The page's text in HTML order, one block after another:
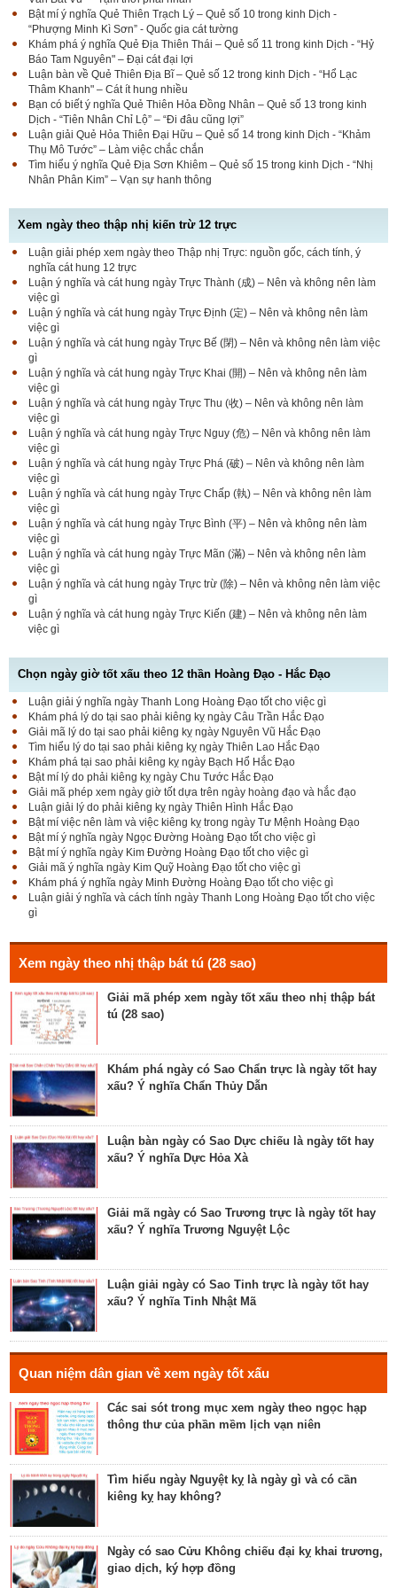
Bật mí ý nghĩa Quẻ Thiên Trạch Lý – Quẻ số 10 trong kinh Dịch -
“Phượng Minh Kì Sơn” - Quốc gia cát tường
Khám phá ý nghĩa Quẻ Địa Thiên Thái – Quẻ số 11 trong kinh Dịch - “Hỷ
Báo Tam Nguyên" – Đại cát đại lợi
Luận bàn về Quẻ Thiên Địa Bĩ – Quẻ số 12 trong kinh Dịch - “Hổ Lạc
Thâm Khanh" – Cát ít hung nhiều
Bạn có biết ý nghĩa Quẻ Thiên Hỏa Đồng Nhân – Quẻ số 13 trong kinh
Dịch - “Tiên Nhân Chỉ Lộ” – “Đi đâu cũng lợi”
Luận giải Quẻ Hỏa Thiên Đại Hữu – Quẻ số 14 trong kinh Dịch - “Khảm
Thụ Mô Tước” – Làm việc chắc chắn
Tìm hiểu ý nghĩa Quẻ Địa Sơn Khiêm – Quẻ số 15 trong kinh Dịch - “Nhị
Nhân Phân Kim” – Vạn sự hanh thông
Xem ngày theo thập nhị kiến trừ 12 trực
Luận giải phép xem ngày theo Thập nhị Trực: nguồn gốc, cách tính, ý
nghĩa cát hung 12 trực
Luận ý nghĩa và cát hung ngày Trực Thành (成) – Nên và không nên làm
việc gì
Luận ý nghĩa và cát hung ngày Trực Định (定) – Nên và không nên làm
việc gì
Luận ý nghĩa và cát hung ngày Trực Bế (閉) – Nên và không nên làm việc
gì
Luận ý nghĩa và cát hung ngày Trực Khai (開) – Nên và không nên làm
việc gì
Luận ý nghĩa và cát hung ngày Trực Thu (收) – Nên và không nên làm
việc gì
Luận ý nghĩa và cát hung ngày Trực Nguy (危) – Nên và không nên làm
việc gì
Luận ý nghĩa và cát hung ngày Trực Phá (破) – Nên và không nên làm
việc gì
Luận ý nghĩa và cát hung ngày Trực Chấp (執) – Nên và không nên làm
việc gì
Luận ý nghĩa và cát hung ngày Trực Bình (平) – Nên và không nên làm
việc gì
Luận ý nghĩa và cát hung ngày Trực Mãn (滿) – Nên và không nên làm
việc gì
Luận ý nghĩa và cát hung ngày Trực trừ (除) – Nên và không nên làm việc
gì
Luận ý nghĩa và cát hung ngày Trực Kiến (建) – Nên và không nên làm
việc gì
Chọn ngày giờ tốt xấu theo 12 thần Hoàng Đạo - Hắc Đạo
Luận giải ý nghĩa ngày Thanh Long Hoàng Đạo tốt cho việc gì
Khám phá lý do tại sao phải kiêng kỵ ngày Câu Trần Hắc Đạo
Giải mã lý do tại sao phải kiêng kỵ ngày Nguyên Vũ Hắc Đạo
Tìm hiểu lý do tại sao phải kiêng kỵ ngày Thiên Lao Hắc Đạo
Khám phá tại sao phải kiêng kỵ ngày Bạch Hổ Hắc Đạo
Bật mí lý do phải kiêng kỵ ngày Chu Tước Hắc Đạo
Giải mã phép xem ngày giờ tốt dựa trên ngày hoàng đạo và hắc đạo
Luận giải lý do phải kiêng kỵ ngày Thiên Hình Hắc Đạo
Bật mí việc nên làm và việc kiêng kỵ trong ngày Tư Mệnh Hoàng Đạo
Bật mí ý nghĩa ngày Ngọc Đường Hoàng Đạo tốt cho việc gì
Bật mí ý nghĩa ngày Kim Đường Hoàng Đạo tốt cho việc gì
Giải mã ý nghĩa ngày Kim Quỹ Hoàng Đạo tốt cho việc gì
Khám phá ý nghĩa ngày Minh Đường Hoàng Đạo tốt cho việc gì
Luận giải ý nghĩa và cách tính ngày Thanh Long Hoàng Đạo tốt cho việc
gì
Xem ngày theo nhị thập bát tú (28 sao)
Luận bàn Sao Phòng tốt hay xấu – Tính chất và ý
nghĩa Phòng Nhật Thố
Bật mí Sao Đê tốt hay xấu – Tính chất và ý nghĩa
Đê Thổ Lạc
Giải mã Sao Cang tốt hay xấu – Tính chất và ý
nghĩa Cang Kim long
nghĩa Giác Mộc Giao
Giải mã phép xem ngày tốt xấu theo nhị thập bát
tú (28 sao)
Khám phá ngày có Sao Chẩn trực là ngày tốt hay
xấu? Ý nghĩa Chẩn Thủy Dẫn
Luận bàn ngày có Sao Dực chiếu là ngày tốt hay
xấu? Ý nghĩa Dực Hỏa Xà
Giải mã ngày có Sao Trương trực là ngày tốt hay
xấu? Ý nghĩa Trương Nguyệt Lộc
Luận giải ngày có Sao Tinh trực là ngày tốt hay
xấu? Ý nghĩa Tinh Nhật Mã
Hé lộ ngày có Sao Liễu trực là ngày tốt hay xấu? Ý
nghĩa Liễu Thổ Chương
Luận bàn ngày có Sao Quỷ chiếu là ngày tốt hay
Bật mí ngày có Sao Tỉnh chiếu là ngày tốt hay
Giải mã ngày có Sao Sâm chiếu là ngày tốt hay
Quan niệm dân gian về xem ngày tốt xấu
hôn nhân, xuất hành, chữa bệnh
phúc, cầu tự, cầu thọ, cầu tài lộc
lễ cưới, khởi công, tu tạo nhà cửa
cho tế lễ, cầu phúc
cho xuất hành, giao dịch, cầu tài lộc
Các sai sót trong mục xem ngày theo ngọc hạp
thông thư của phần mềm lịch vạn niên
Tìm hiểu ngày Nguyệt kỵ là ngày gì và có cần
kiêng kỵ hay không?
Ngày có sao Cửu Không chiếu đại kỵ khai trương,
giao dịch, ký hợp đồng